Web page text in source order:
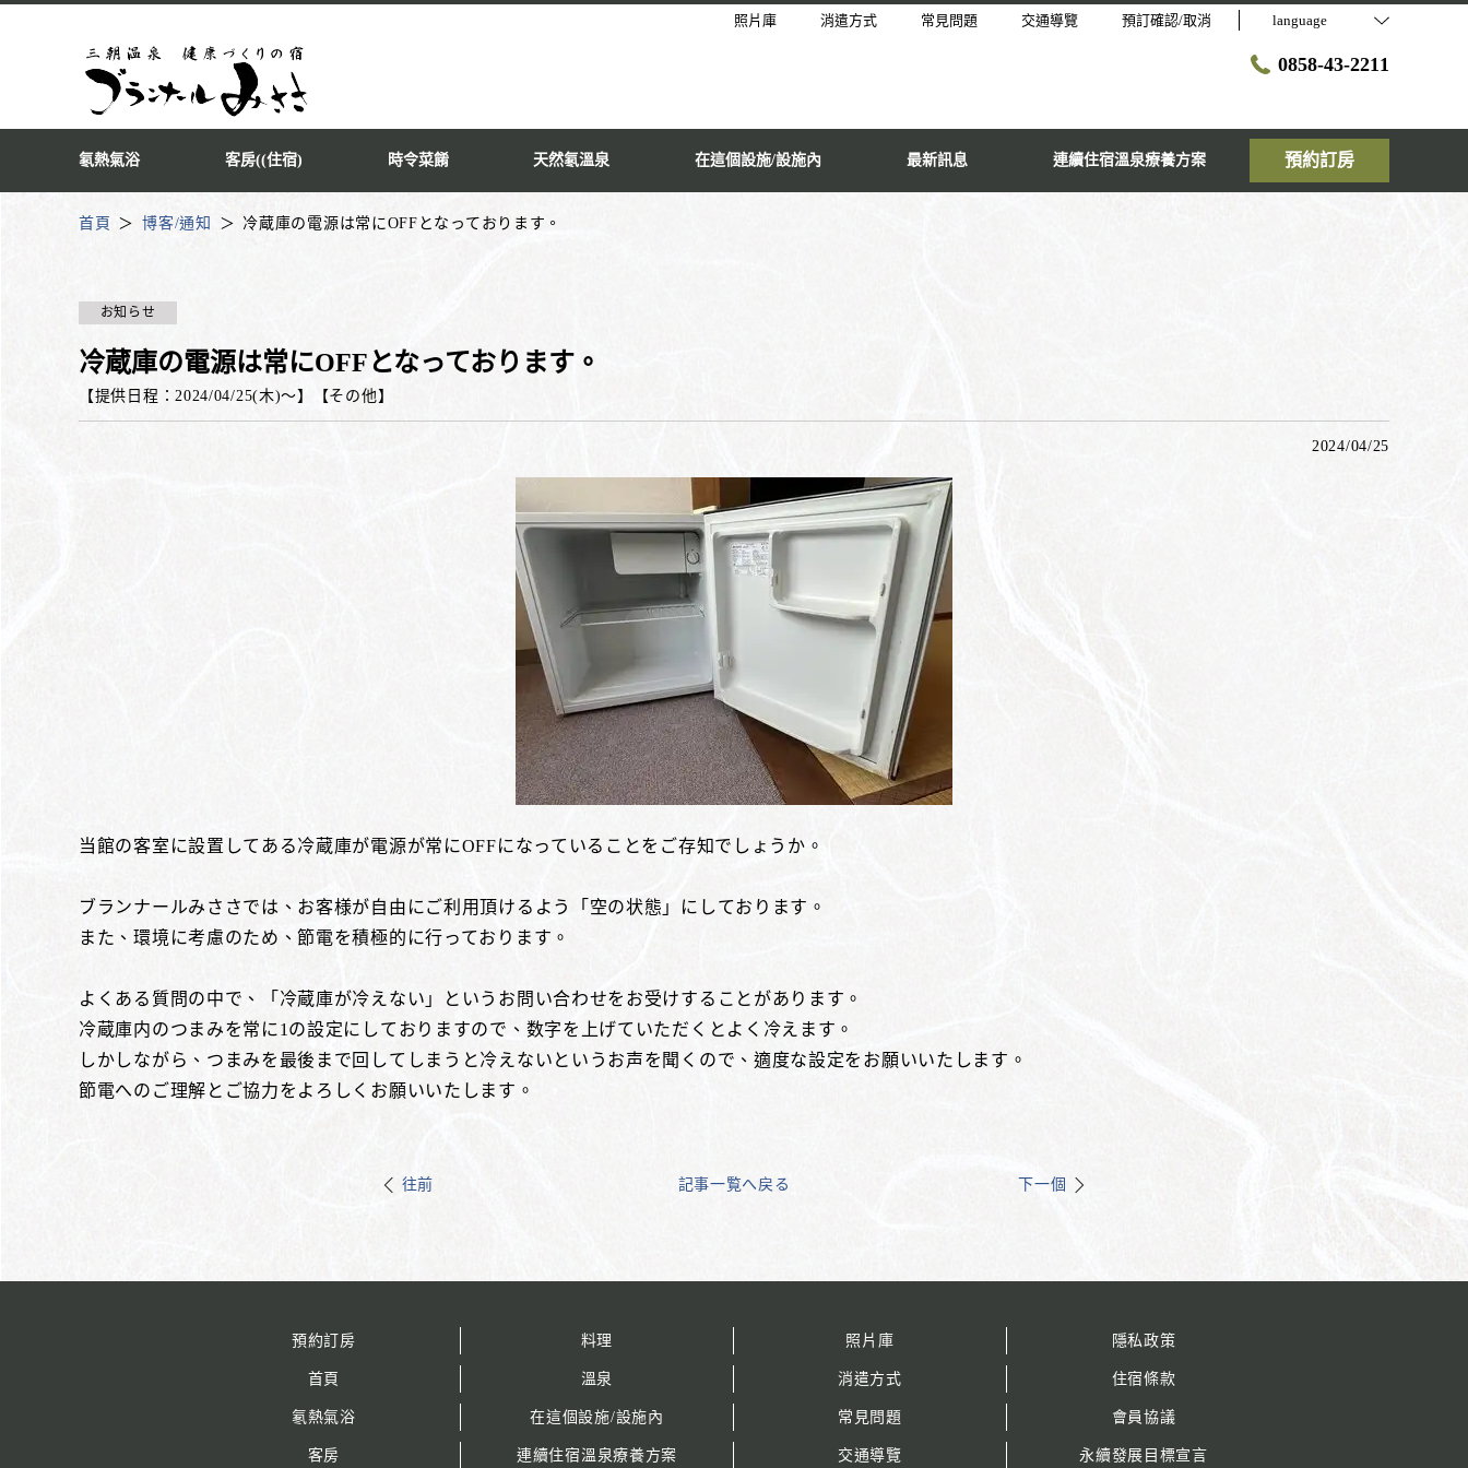
照片庫 消遣方式 常見問題 交通導覽 預訂確認/取消 language
0858-43-2211
氡熱氣浴 客房((住宿) 時令菜餚 天然氡溫泉 在這個設施/設施內 最新訊息 連續住宿溫泉療養方案 預約訂房
首頁 博客/通知 冷蔵庫の電源は常にOFFとなっております。
お知らせ
冷蔵庫の電源は常にOFFとなっております。
【提供日程：2024/04/25(木)〜】 【その他】
2024/04/25
当館の客室に設置してある冷蔵庫が電源が常にOFFになっていることをご存知でしょうか。
ブランナールみささでは、お客様が自由にご利用頂けるよう「空の状態」にしております。
また、環境に考慮のため、節電を積極的に行っております。
よくある質問の中で、「冷蔵庫が冷えない」というお問い合わせをお受けすることがあります。
冷蔵庫内のつまみを常に1の設定にしておりますので、数字を上げていただくとよく冷えます。
しかしながら、つまみを最後まで回してしまうと冷えないというお声を聞くので、適度な設定をお願いいたします。
節電へのご理解とご協力をよろしくお願いいたします。
往前 記事一覧へ戻る 下一個
預約訂房
首頁
氡熱氣浴
客房
料理
溫泉
在這個設施/設施內
連續住宿溫泉療養方案
照片庫
消遣方式
常見問題
交通導覽
隱私政策
住宿條款
會員協議
永續發展目標宣言